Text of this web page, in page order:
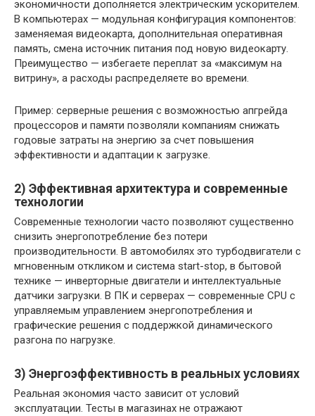
экономичности дополняется электрическим ускорителем.
В компьютерах — модульная конфигурация компонентов:
заменяемая видеокарта, дополнительная оперативная
память, смена источник питания под новую видеокарту.
Преимущество — избегаете переплат за «максимум на
витрину», а расходы распределяете во времени.
Пример: серверные решения с возможностью апгрейда
процессоров и памяти позволяли компаниям снижать
годовые затраты на энергию за счет повышения
эффективности и адаптации к загрузке.
2) Эффективная архитектура и современные
технологии
Современные технологии часто позволяют существенно
снизить энергопотребление без потери
производительности. В автомобилях это турбодвигатели с
мгновенным откликом и система start-stop, в бытовой
технике — инверторные двигатели и интеллектуальные
датчики загрузки. В ПК и серверах — современные CPU с
управляемым управлением энергопотребления и
графические решения с поддержкой динамического
разгона по нагрузке.
3) Энергоэффективность в реальных условиях
Реальная экономия часто зависит от условий
эксплуатации. Тесты в магазинах не отражают